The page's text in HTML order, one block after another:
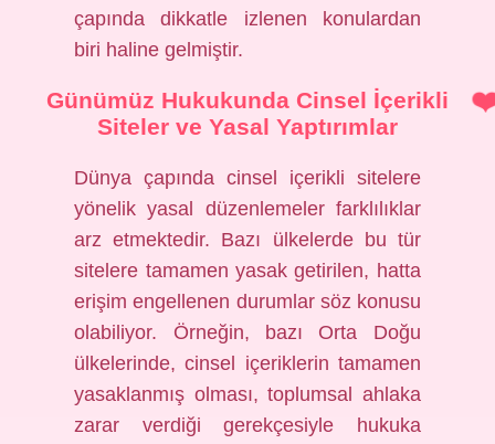
çapında dikkatle izlenen konulardan
biri haline gelmiştir.
Günümüz Hukukunda Cinsel İçerikli
Siteler ve Yasal Yaptırımlar
Dünya çapında cinsel içerikli sitelere
yönelik yasal düzenlemeler farklılıklar
arz etmektedir. Bazı ülkelerde bu tür
sitelere tamamen yasak getirilen, hatta
erişim engellenen durumlar söz konusu
olabiliyor. Örneğin, bazı Orta Doğu
ülkelerinde, cinsel içeriklerin tamamen
yasaklanmış olması, toplumsal ahlaka
zarar verdiği gerekçesiyle hukuka